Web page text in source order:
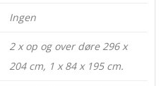
Ingen
2 x op og over døre 296 x
204 cm, 1 x 84 x 195 cm.